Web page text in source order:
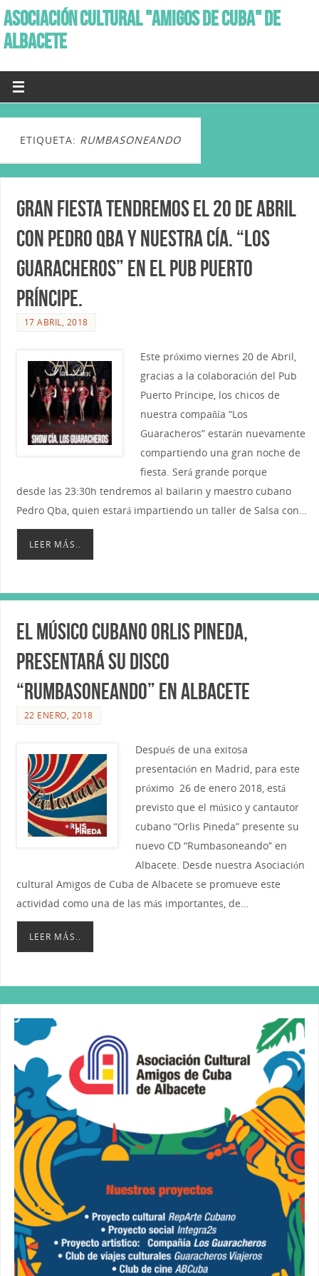
ASOCIACIÓN CULTURAL "AMIGOS DE CUBA" DE
ALBACETE
ETIQUETA: RUMBASONEANDO
Gran fiesta tendremos el 20 de abril
con Pedro Qba y nuestra Cía. “Los
Guaracheros” en el Pub Puerto
Príncipe.
17 ABRIL, 2018
Este próximo viernes 20 de Abril,
gracias a la colaboración del Pub
Puerto Príncipe, los chicos de
nuestra compañía “Los
Guaracheros” estarán nuevamente
compartiendo una gran noche de
fiesta. Será grande porque
desde las 23:30h tendremos al bailarin y maestro cubano
Pedro Qba, quien estará impartiendo un taller de Salsa con…
LEER MÁS..
El músico cubano Orlis Pineda,
presentará su disco
“RumbaSoneando” en Albacete
22 ENERO, 2018
Después de una exitosa
presentación en Madrid, para este
próximo 26 de enero 2018, está
previsto que el músico y cantautor
cubano “Orlis Pineda” presente su
nuevo CD “Rumbasoneando” en
Albacete. Desde nuestra Asociación
cultural Amigos de Cuba de Albacete se promueve este
actividad como una de las más importantes, de…
LEER MÁS..